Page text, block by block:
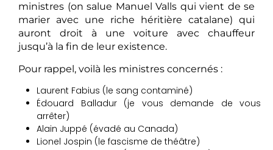
ministres (on salue Manuel Valls qui vient de se
marier avec une riche héritière catalane) qui
auront droit à une voiture avec chauffeur
jusqu’à la fin de leur existence.
Pour rappel, voilà les ministres concernés :
Laurent Fabius (le sang contaminé)
Édouard Balladur (je vous demande de vous
arrêter)
Alain Juppé (évadé au Canada)
Lionel Jospin (le fascisme de théâtre)